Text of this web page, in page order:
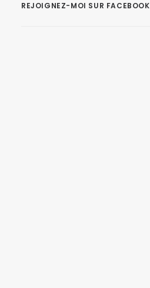
REJOIGNEZ-MOI SUR FACEBOOK